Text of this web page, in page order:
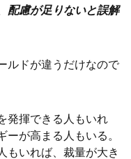
配慮が足りないと誤解
ルドが違うだけなので
発揮できる人もいれ
が高まる人もいる。
もいれば、裁量が大き